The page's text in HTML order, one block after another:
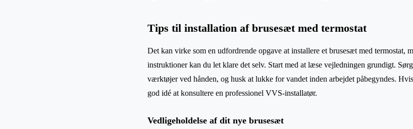
Tips til installation af brusesæt med termostat
Det kan virke som en udfordrende opgave at installere et brusesæt med termostat,
instruktioner kan du let klare det selv. Start med at læse vejledningen grundigt.
værktøjer ved hånden, og husk at lukke for vandet inden arbejdet påbegyndes.
god idé at konsultere en professionel VVS-installatør.
Vedligeholdelse af dit nye brusesæt